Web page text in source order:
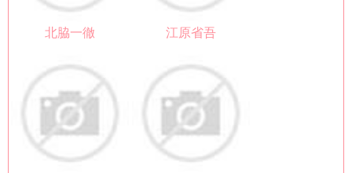
北脇一徹 江原省吾